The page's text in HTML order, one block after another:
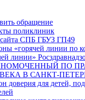
обращение
поликлиник
СПБ ГБУЗ ГП49
«горячей линии по
линии»
ПО
В САНКТ-
доверия для детей,